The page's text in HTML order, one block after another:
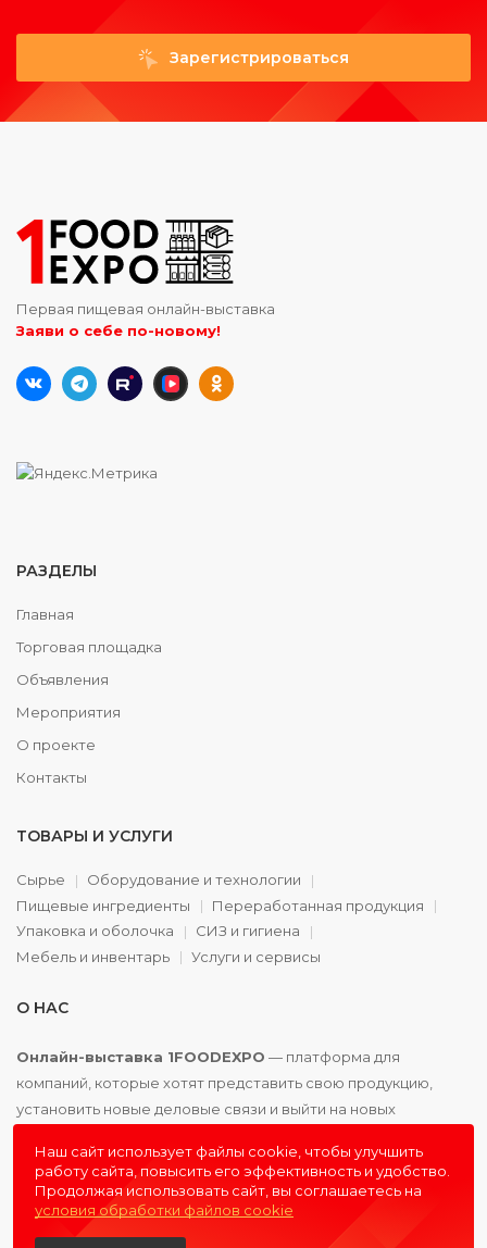
Зарегистрироваться
Первая пищевая онлайн-выставка
Заяви о себе по-новому!
РАЗДЕЛЫ
Главная
Торговая площадка
Объявления
Мероприятия
О проекте
Контакты
ТОВАРЫ И УСЛУГИ
Сырье
Оборудование и технологии
Пищевые ингредиенты
Переработанная продукция
Упаковка и оболочка
СИЗ и гигиена
Мебель и инвентарь
Услуги и сервисы
О НАС
Онлайн-выставка 1FOODEXPO — платформа для
компаний, которые хотят представить свою продукцию,
установить новые деловые связи и выйти на новых
Наш сайт использует файлы cookie, чтобы улучшить
работу сайта, повысить его эффективность и удобство.
Продолжая использовать сайт, вы соглашаетесь на
условия обработки файлов cookie